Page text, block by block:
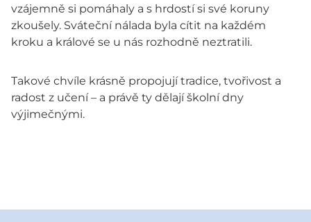
vzájemně si pomáhaly a s hrdostí si své koruny
zkoušely. Sváteční nálada byla cítit na každém
kroku a králové se u nás rozhodně neztratili.
Takové chvíle krásně propojují tradice, tvořivost a
radost z učení – a právě ty dělají školní dny
výjimečnými.